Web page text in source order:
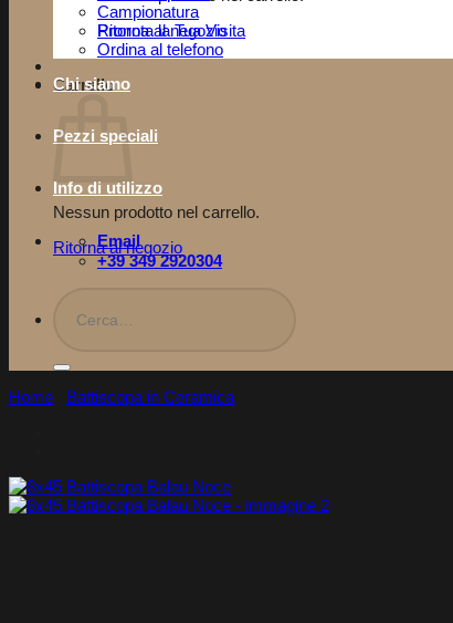
Ritorna al negozio
Carrello
Nessun prodotto nel carrello.
Ritorna al negozio
Campionatura
Pronota la Tua Visita​
Ordina al telefono
Chi siamo
Pezzi speciali
Info di utilizzo
Email
+39 349 2920304
Home Battiscopa in Ceramica